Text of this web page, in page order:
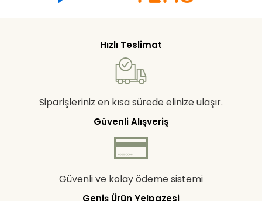
Hızlı Teslimat
Siparişleriniz en kısa sürede elinize ulaşır.
Güvenli Alışveriş
Güvenli ve kolay ödeme sistemi